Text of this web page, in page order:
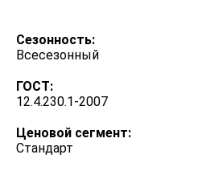
Сезонность:
Всесезонный
ГОСТ:
12.4.230.1-2007
Ценовой сегмент:
Стандарт